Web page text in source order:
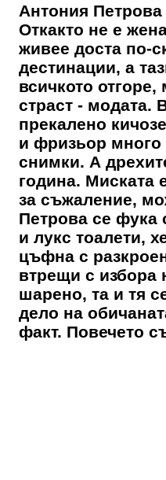
Антония
Откакто не е
живее доста по-
дестинации, а
всичкото
страст - модата.
прекалено
и фризьор много
снимки. А
година. Миската
за съжаление,
Петрова се фука
и лукс тоалети,
цъфна с
втрещи с избора
шарено, та и тя
дело на
факт. Повечето